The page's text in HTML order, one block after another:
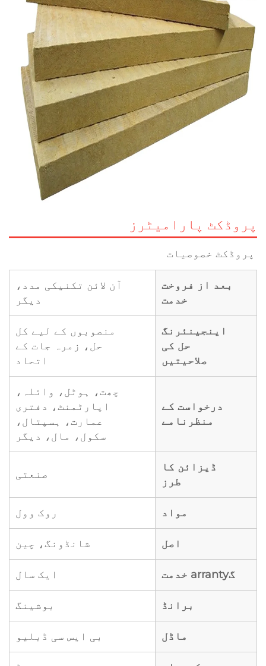
پروڈکٹ پارامیٹرز
پروڈکٹ خصوصیات
بعد از فروخت
خدمت
آن لائن تکنیکی مدد،
دیگر
اینجینئرنگ
حل کی
صلاحیتیں
منصوبوں کے لیے کل
حل، زمرہ جات کے
اتحاد
درخواست کے
منظرنامے
چھت، ہوٹل، وائلہ،
اپارٹمنٹ، دفتری
عمارت، ہسپتال،
سکول، مال، دیگر
ڈیزائن کا
طرز
صنعتی
مواد روک وول
اصل شانڈونگ، چین
گarranty خدمت ایک سال
برانڈ بوشینگ
ماڈل بی ایس سی ڈبلیو